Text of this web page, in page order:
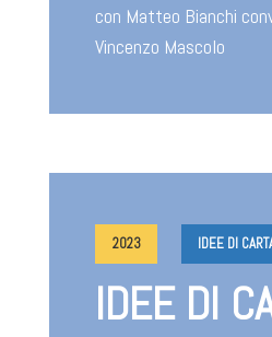
con Matteo Bianchi
Vincenzo Mascolo
2023 IDEE DI
IDEE DI